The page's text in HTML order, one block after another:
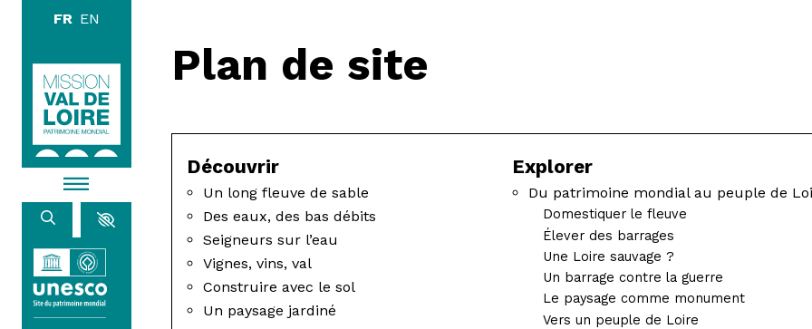
Plan de site
Découvrir
Un long fleuve de sable
Des eaux, des bas débits
Seigneurs sur l’eau
Vignes, vins, val
Construire avec le sol
Un paysage jardiné
Explorer
Du patrimoine mondial au peuple de
Domestiquer le fleuve
Élever des barrages
Une Loire sauvage ?
Un barrage contre la guerre
Le paysage comme monument
Vers un peuple de Loire
DÉCOUVRIR
EXPLORER
ARPENTER
HABITER